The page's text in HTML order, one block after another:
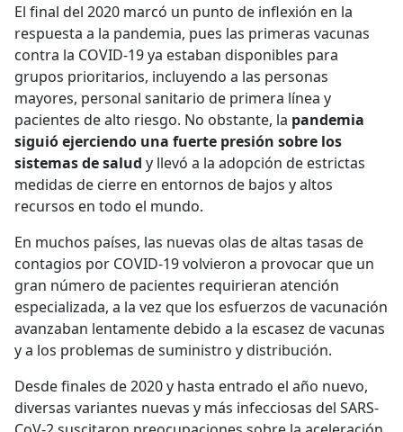
El final del 2020 marcó un punto de inflexión en la
respuesta a la pandemia, pues las primeras vacunas
contra la COVID-19 ya estaban disponibles para
grupos prioritarios, incluyendo a las personas
mayores, personal sanitario de primera línea y
pacientes de alto riesgo. No obstante, la pandemia
siguió ejerciendo una fuerte presión sobre los
sistemas de salud y llevó a la adopción de estrictas
medidas de cierre en entornos de bajos y altos
recursos en todo el mundo.
En muchos países, las nuevas olas de altas tasas de
contagios por COVID-19 volvieron a provocar que un
gran número de pacientes requirieran atención
especializada, a la vez que los esfuerzos de vacunación
avanzaban lentamente debido a la escasez de vacunas
y a los problemas de suministro y distribución.
Desde finales de 2020 y hasta entrado el año nuevo,
diversas variantes nuevas y más infecciosas del SARS-